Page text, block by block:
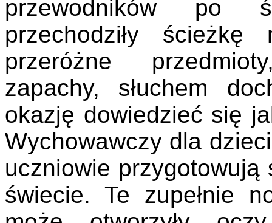
przewodników po
przechodziły
przeróżne
zapachy, słuchem
okazję dowiedzieć się
Wychowawczy dla
uczniowie
świecie. Te zupełnie